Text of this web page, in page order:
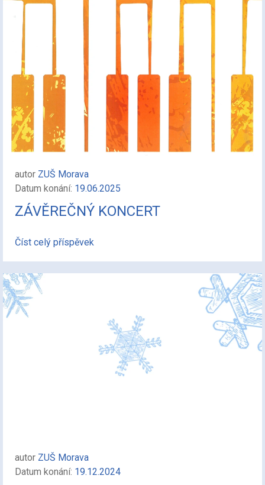
autor ZUŠ Morava
Datum konání: 19.06.2025
ZÁVĚREČNÝ KONCERT
Číst celý příspěvek
autor ZUŠ Morava
Datum konání: 19.12.2024